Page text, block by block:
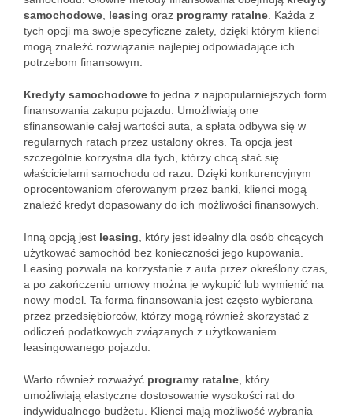
samochodowe leasing oraz programy ratalne . Każda z
tych opcji ma swoje specyficzne zalety, dzięki którym klienci
mogą znaleźć rozwiązanie najlepiej odpowiadające ich
potrzebom finansowym.
Kredyty samochodowe to jedna z najpopularniejszych form
finansowania zakupu pojazdu. Umożliwiają one
sfinansowanie całej wartości auta, a spłata odbywa się w
regularnych ratach przez ustalony okres. Ta opcja jest
szczególnie korzystna dla tych, którzy chcą stać się
właścicielami samochodu od razu. Dzięki konkurencyjnym
oprocentowaniom oferowanym przez banki, klienci mogą
znaleźć kredyt dopasowany do ich możliwości finansowych.
Inną opcją jest leasing , który jest idealny dla osób chcących
użytkować samochód bez konieczności jego kupowania.
Leasing pozwala na korzystanie z auta przez określony czas,
a po zakończeniu umowy można je wykupić lub wymienić na
nowy model. Ta forma finansowania jest często wybierana
przez przedsiębiorców, którzy mogą również skorzystać z
odliczeń podatkowych związanych z użytkowaniem
leasingowanego pojazdu.
Warto również rozważyć programy ratalne , który
umożliwiają elastyczne dostosowanie wysokości rat do
indywidualnego budżetu. Klienci mają możliwość wybrania